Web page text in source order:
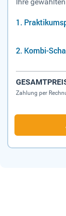
Kombi-
Zahlung per